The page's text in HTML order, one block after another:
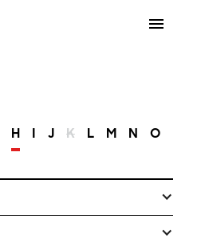
H I J K L M N O